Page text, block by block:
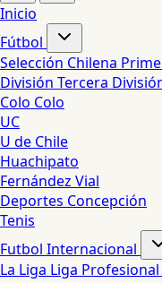
Inicio
Fútbol
Selección Chilena
División Tercera
Colo Colo
UC
U de Chile
Huachipato
Fernández Vial
Deportes Concepción
Tenis
Futbol Internacional
La Liga Liga